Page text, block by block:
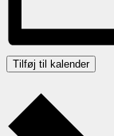
Tilføj til kalender